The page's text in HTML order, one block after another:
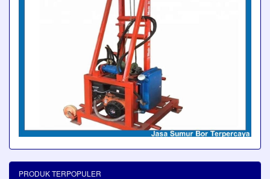
PRODUK TERPOPULER